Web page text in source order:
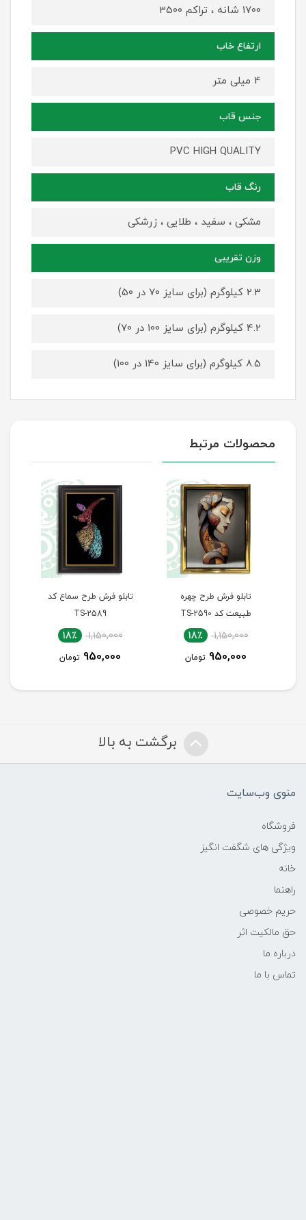
1700 شانه ، تراکم 3500
ارتفاع خاب
4 میلی متر
جنس قاب
PVC HIGH QUALITY
رنگ قاب
مشکی ، سفید ، طلایی ، زرشکی
وزن تقریبی
2.3 کیلوگرم (برای سایز 70 در 50)
4.2 کیلوگرم (برای سایز 100 در 70)
8.5 کیلوگرم (برای سایز 140 در 100)
محصولات مرتبط
تابلو فرش طرح سماع کد
TS-2589
1,150,000 18٪
950,000 تومان
تابلو فرش طرح پله‌های
سعادت کد TS-2588
1,700,000 18٪
1,400,000 تومان
برگشت به بالا
منوی وب‌سایت
فروشگاه
ویژگی های شگفت انگیز
خانه
راهنما
حریم خصوصی
حق مالکیت اثر
درباره ما
تماس با ما